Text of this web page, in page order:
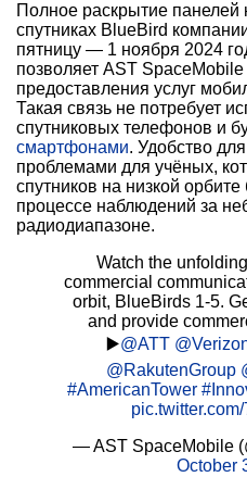
Полное раскрытие панелей
спутниках BlueBird
пятницу — 1 ноября 2024
позволяет AST
предоставления услуг
Такая связь не потребует
спутниковых телефонов и
смартфонами. Удобство
проблемами для учёных,
спутников на низкой
процессе наблюдений за
радиодиапазоне.
Watch the
commercial
orbit, BlueBirds 1-5.
and provide
▶️@ATT
@RakutenGroup
#AmericanTower
— AST SpaceMobile
October